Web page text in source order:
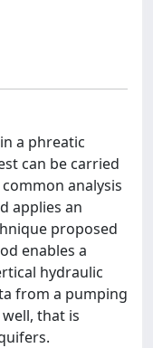
a phreatic
can be carried
analysis
applies an
proposed
enables a
hydraulic
from a pumping
that is